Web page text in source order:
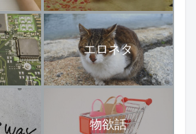
エロネタ
物欲話